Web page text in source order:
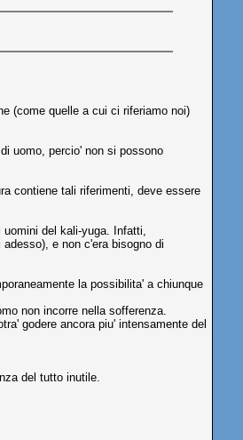
(come quelle a cui ci riferiamo noi)
uomo, percio' non si possono
contiene tali riferimenti, deve essere
del kali-yuga. Infatti,
e non c'era bisogno di
la possibilita' a chiunque
non incorre nella sofferenza.
godere ancora piu' intensamente del
del tutto inutile.